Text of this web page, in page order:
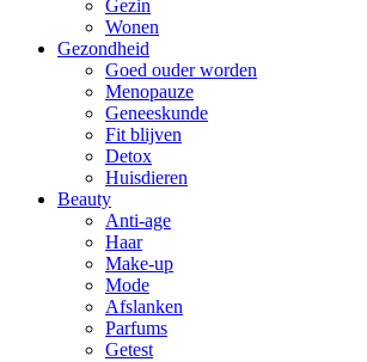
Gezin
Wonen
Gezondheid
Goed ouder worden
Menopauze
Geneeskunde
Fit blijven
Detox
Huisdieren
Beauty
Anti-age
Haar
Make-up
Mode
Afslanken
Parfums
Getest